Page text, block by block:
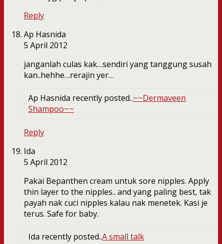
Reply
Ap Hasnida
5 April 2012
janganlah culas kak…sendiri yang tanggung susah
kan..hehhe…rerajin yer…
Ap Hasnida recently posted..~~Dermaveen
Shampoo~~
Reply
Ida
5 April 2012
Pakai Bepanthen cream untuk sore nipples. Apply
thin layer to the nipples.. and yang paling best, tak
payah nak cuci nipples kalau nak menetek. Kasi je
terus. Safe for baby.
Ida recently posted..A small talk